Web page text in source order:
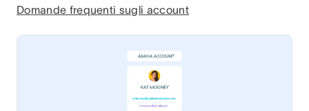
Domande frequenti sugli account